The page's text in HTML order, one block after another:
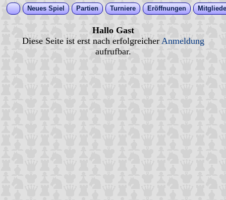
Neues Spiel Partien Turniere Eröffnungen
Hallo Gast
Diese Seite ist erst nach erfolgreicher Anmeldung
aufrufbar.